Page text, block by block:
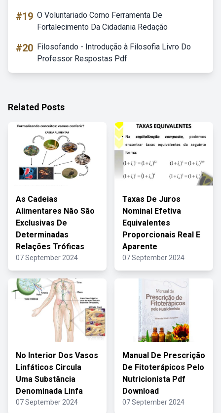
#19 O Voluntariado Como Ferramenta De
Fortalecimento Da Cidadania Redação
#20 Filosofando - Introdução à Filosofia Livro Do
Professor Respostas Pdf
Related Posts
As Cadeias
Alimentares Não São
Exclusivas De
Determinadas
Relações Tróficas
07 September 2024
Taxas De Juros
Nominal Efetiva
Equivalentes
Proporcionais Real E
Aparente
07 September 2024
No Interior Dos Vasos
Linfáticos Circula
Uma Substância
Denominada Linfa
07 September 2024
Manual De Prescrição
De Fitoterápicos Pelo
Nutricionista Pdf
Download
07 September 2024